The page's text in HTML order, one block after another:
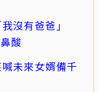
我沒有爸爸」
酸
未來女婿備千